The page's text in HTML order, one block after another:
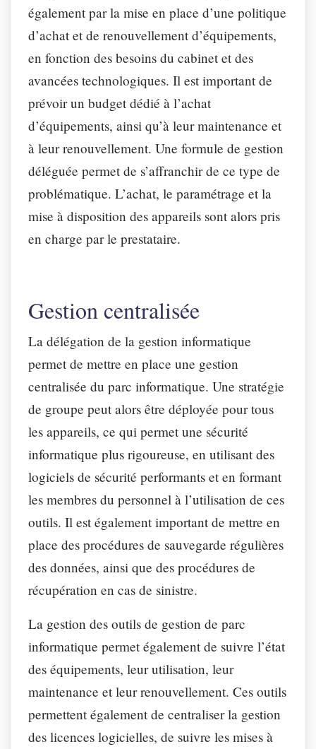
également par la mise en place d’une politique
d’achat et de renouvellement d’équipements,
en fonction des besoins du cabinet et des
avancées technologiques. Il est important de
prévoir un budget dédié à l’achat
d’équipements, ainsi qu’à leur maintenance et
à leur renouvellement. Une formule de gestion
déléguée permet de s’affranchir de ce type de
problématique. L’achat, le paramétrage et la
mise à disposition des appareils sont alors pris
en charge par le prestataire.
Gestion centralisée
La délégation de la gestion informatique
permet de mettre en place une gestion
centralisée du parc informatique. Une stratégie
de groupe peut alors être déployée pour tous
les appareils, ce qui permet une sécurité
informatique plus rigoureuse, en utilisant des
logiciels de sécurité performants et en formant
les membres du personnel à l’utilisation de ces
outils. Il est également important de mettre en
place des procédures de sauvegarde régulières
des données, ainsi que des procédures de
récupération en cas de sinistre.
La gestion des outils de gestion de parc
informatique permet également de suivre l’état
des équipements, leur utilisation, leur
maintenance et leur renouvellement. Ces outils
permettent également de centraliser la gestion
des licences logicielles, de suivre les mises à